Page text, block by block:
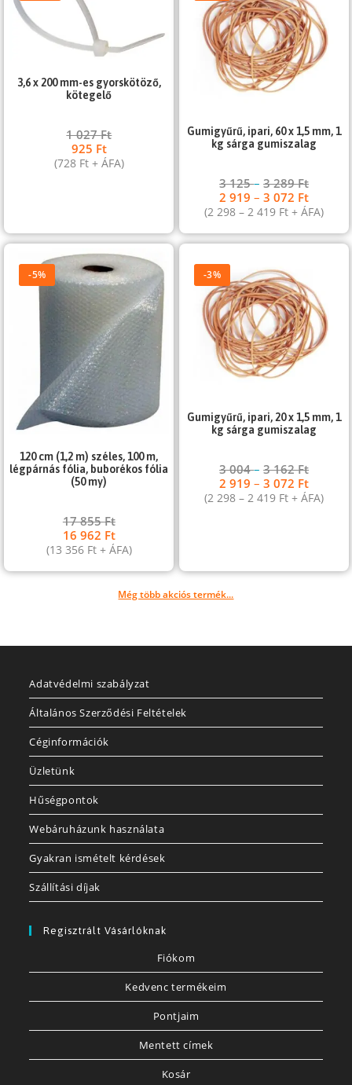
3,6 x 200 mm-es gyorskötöző,
kötegelő
1 027Ft
925 Ft
(728 Ft+ ÁFA)
Gumigyűrű, ipari, 60 x 1,5 mm, 1
kg sárga gumiszalag
3 125–3 289Ft
2 919–3 072 Ft
(2 298–2 419 Ft + ÁFA)
-5%
120 cm (1,2 m) széles, 100 m,
légpárnás fólia, buborékos fólia
(50 my)
17 855Ft
16 962 Ft
(13 356 Ft+ ÁFA)
-3%
Gumigyűrű, ipari, 20 x 1,5 mm, 1
kg sárga gumiszalag
3 004–3 162Ft
2 919–3 072 Ft
(2 298– 2 419 Ft + ÁFA)
Még több akciós termék...
Adatvédelmi szabályzat
Általános Szerződési Feltételek
Céginformációk
Üzletünk
Hűségpontok
Webáruházunk használata
Gyakran ismételt kérdések
Szállítási díjak
Regisztrált Vásárlóknak
Fiókom
Kedvenc termékeim
Pontjaim
Mentett címek
Kosár